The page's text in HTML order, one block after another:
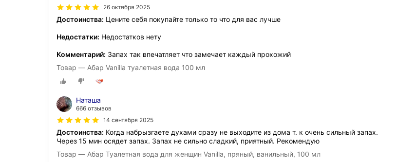
26 октября 2025
Достоинства: Цените себя покупайте только то что для вас лучше
Недостатки: Недостатков нету
Комментарий: Запах так впечатляет что замечает каждый прохожий
Товар — Абар Vanilla туалетная вода 100 мл
Наташа
666 отзывов
14 сентября 2025
Достоинства: Когда набрызгаете духами сразу не выходите из дома т. к очень сильный запах.
Через 15 мин осядет запах. Запах не сильно сладкий, приятный. Рекомендую
Товар — Абар Туалетная вода для женщин Vanilla, пряный, ванильный, 100 мл